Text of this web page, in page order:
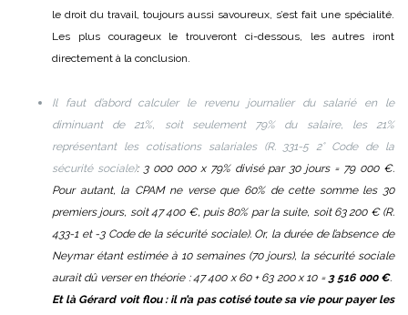
le droit du travail, toujours aussi savoureux, s’est fait une spécialité.
Les plus courageux le trouveront ci-dessous, les autres iront
directement à la conclusion.
Il faut d’abord calculer le revenu journalier du salarié en le
diminuant de 21%, soit seulement 79% du salaire, les 21%
représentant les cotisations salariales (R. 331-5 2° Code de la
sécurité sociale): 3 000 000 x 79% divisé par 30 jours = 79 000 €.
Pour autant, la CPAM ne verse que 60% de cette somme les 30
premiers jours, soit 47 400 €, puis 80% par la suite, soit 63 200 € (R.
433-1 et -3 Code de la sécurité sociale). Or, la durée de l’absence de
Neymar étant estimée à 10 semaines (70 jours), la sécurité sociale
aurait dû verser en théorie : 47 400 x 60 + 63 200 x 10 = 3 516 000 €.
Et là Gérard voit flou : il n’a pas cotisé toute sa vie pour payer les